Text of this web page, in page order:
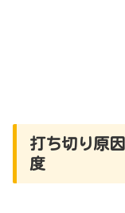
打ち切り原
度